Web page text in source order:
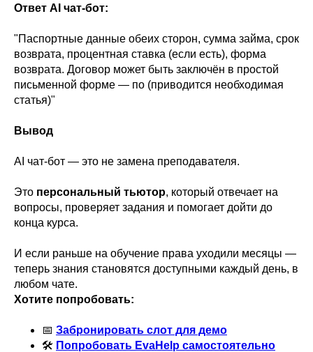
Ответ AI чат-бот:
"Паспортные данные обеих сторон, сумма займа, срок
возврата, процентная ставка (если есть), форма
возврата. Договор может быть заключён в простой
письменной форме — по (приводится необходимая
статья)"
Вывод
AI чат-бот — это не замена преподавателя.
Это персональный тьютор, который отвечает на
вопросы, проверяет задания и помогает дойти до
конца курса.
И если раньше на обучение права уходили месяцы —
теперь знания становятся доступными каждый день, в
любом чате.
Хотите попробовать:
📅 Забронировать слот для демо
🛠 Попробовать EvaHelp самостоятельно
©2023–2026 Evahelp. Все права защищены
Вакансии
Условия использования